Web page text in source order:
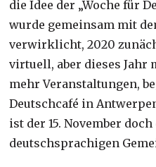
die Idee der „Woche für
wurde gemeinsam mit
verwirklicht, 2020
virtuell, aber dieses Jahr
mehr Veranstaltungen,
Deutschcafé in
ist der 15. November
deutschsprachigen